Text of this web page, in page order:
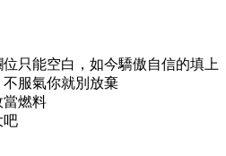
只能空白，如今驕傲自信的填上
服氣你就別放棄
當燃料
吧